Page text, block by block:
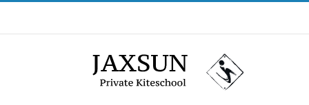
contenu